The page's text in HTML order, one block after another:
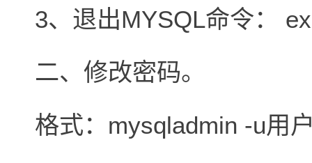
3、退出MYSQL命令：
二、修改密码。
格式：mysqladmin -u用